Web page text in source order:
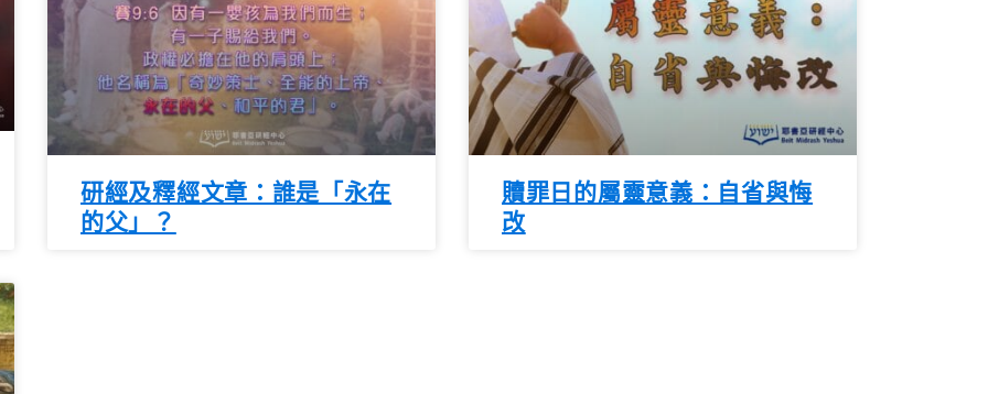
研經及釋經文章：誰是「永在
的父」？
贖罪日的屬靈意義：自省與悔
改